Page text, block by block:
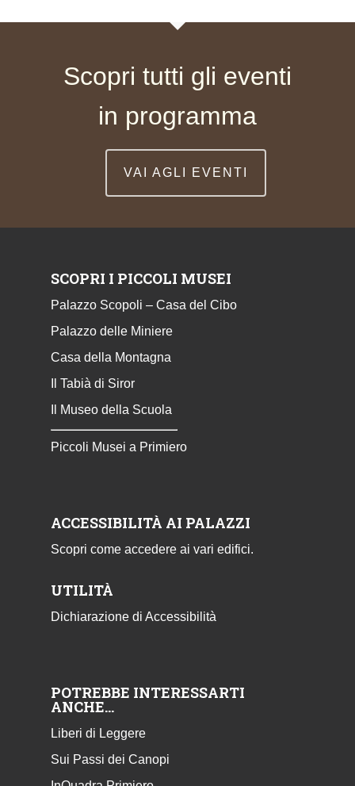
Scopri tutti gli eventi
in programma
VAI AGLI EVENTI
SCOPRI I PICCOLI MUSEI
Palazzo Scopoli – Casa del Cibo
Palazzo delle Miniere
Casa della Montagna
Il Tabià di Siror
Il Museo della Scuola
Piccoli Musei a Primiero
ACCESSIBILITÀ AI PALAZZI
Scopri come accedere ai vari edifici.
UTILITÀ
Dichiarazione di Accessibilità
POTREBBE INTERESSARTI
ANCHE…
Liberi di Leggere
Sui Passi dei Canopi